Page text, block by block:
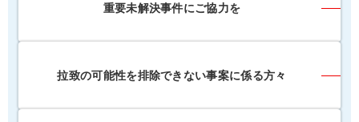
重要未解決事件にご協力を
拉致の可能性を排除できない事案に係る方々